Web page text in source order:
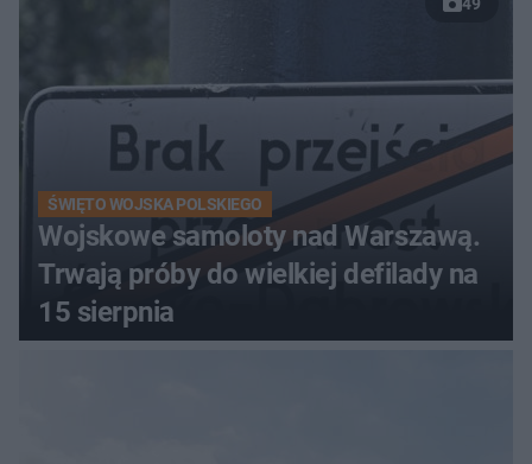
49
ŚWIĘTO WOJSKA POLSKIEGO
Wojskowe samoloty nad Warszawą.
Trwają próby do wielkiej defilady na
15 sierpnia